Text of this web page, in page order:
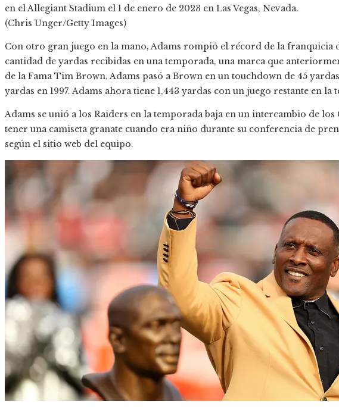
en el Allegiant Stadium el 1 de enero de 2023 en Las Vegas, Nevada.
(Chris Unger/Getty Images)
Con otro gran juego en la mano, Adams rompió el récord de la franquicia
cantidad de yardas recibidas en una temporada, una marca que
de la Fama Tim Brown. Adams pasó a Brown en un touchdown de 45
yardas en 1997. Adams ahora tiene 1,443 yardas con un juego restante en la
Adams se unió a los Raiders en la temporada baja en un intercambio de los
tener una camiseta granate cuando era niño durante su conferencia de
según el sitio web del equipo.